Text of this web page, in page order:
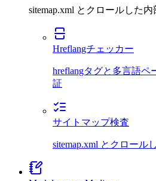
sitemap.xml とクロールした
Hreflangチェッカー
hreflangタグと多言語
証
サイトマップ検査
sitemap.xml とクロール